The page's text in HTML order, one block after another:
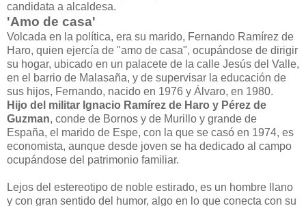
candidata a alcaldesa.
'Amo de casa'
Volcada en la política, era su marido, Fernando Ramírez de
Haro, quien ejercía de "amo de casa", ocupándose de dirigir
su hogar, ubicado en un palacete de la calle Jesús del Valle,
en el barrio de Malasaña, y de supervisar la educación de
sus hijos, Fernando, nacido en 1976 y Álvaro, en 1980.
Hijo del militar Ignacio Ramírez de Haro y Pérez de
Guzman, conde de Bornos y de Murillo y grande de
España, el marido de Espe, con la que se casó en 1974, es
economista, aunque desde joven se ha dedicado al campo
ocupándose del patrimonio familiar.
Lejos del estereotipo de noble estirado, es un hombre llano
y con gran sentido del humor, algo en lo que conecta con su